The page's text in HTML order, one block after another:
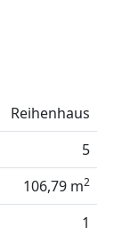
Reihenhaus
5
106,79 m2
1